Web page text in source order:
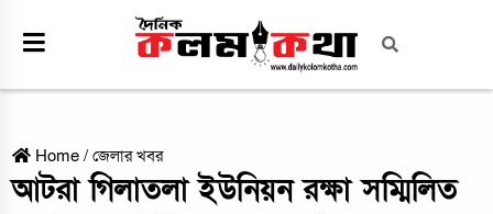
Home /জেলার খবর
আটরা গিলাতলা ইউনিয়ন রক্ষা সম্মিলিত